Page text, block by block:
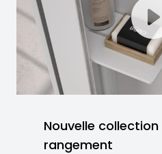
Nouvelle
rangement